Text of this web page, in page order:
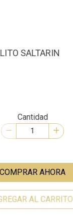
SALTARIN
Cantidad
COMPRAR AHORA
AL CARRITO